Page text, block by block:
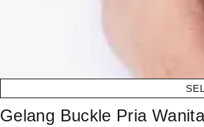
Gelang Buckle Pria